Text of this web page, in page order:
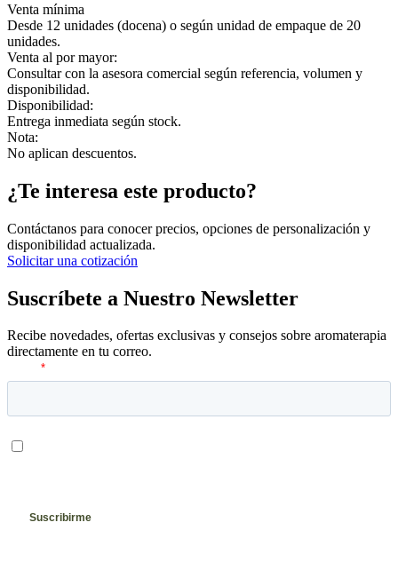
Venta mínima
Desde 12 unidades (docena) o según unidad de empaque de 20
unidades.
Venta al por mayor:
Consultar con la asesora comercial según referencia, volumen y
disponibilidad.
Disponibilidad:
Entrega inmediata según stock.
Nota:
No aplican descuentos.
¿Te interesa este producto?
Contáctanos para conocer precios, opciones de personalización y
disponibilidad actualizada.
Solicitar una cotización
Suscríbete a Nuestro Newsletter
Recibe novedades, ofertas exclusivas y consejos sobre aromaterapia
directamente en tu correo.